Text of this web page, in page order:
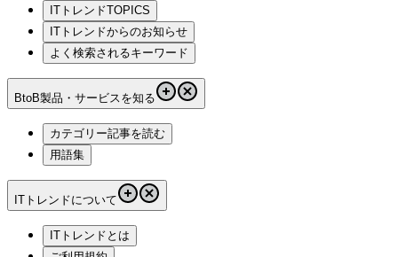
ITトレンドTOPICS
ITトレンドからのお知らせ
よく検索されるキーワード
BtoB製品・サービスを知る
カテゴリー記事を読む
用語集
ITトレンドについて
ITトレンドとは